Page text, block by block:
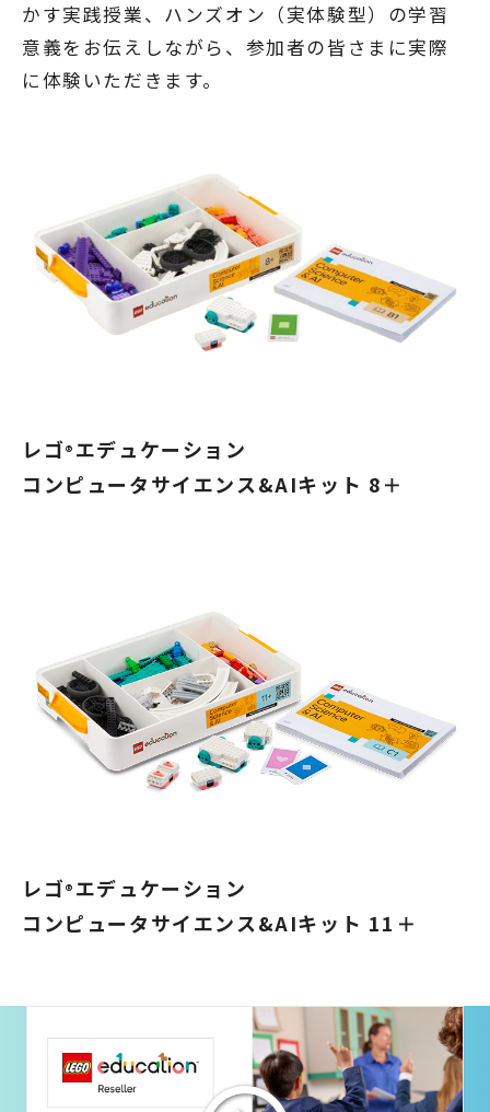
かす実践授業、ハンズオン（実体験型）の学習
意義をお伝えしながら、参加者の皆さまに実際
に体験いただきます。
レゴ®エデュケーション
コンピュータサイエンス&AIキット 8＋
レゴ®エデュケーション
コンピュータサイエンス&AIキット 11＋